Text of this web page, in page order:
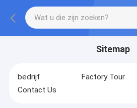
Sitemap
bedrijf Factory Tour
Contact Us